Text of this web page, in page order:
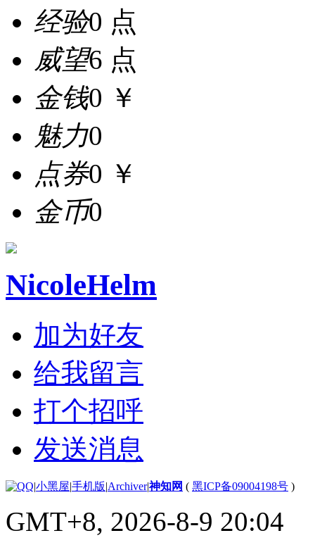
经验0 点
威望6 点
金钱0 ￥
魅力0
点券0 ￥
金币0
NicoleHelm
加为好友
给我留言
打个招呼
发送消息
|小黑屋|手机版|Archiver|神知网 ( 黑ICP备09004198号 )
GMT+8, 2026-8-9 20:04